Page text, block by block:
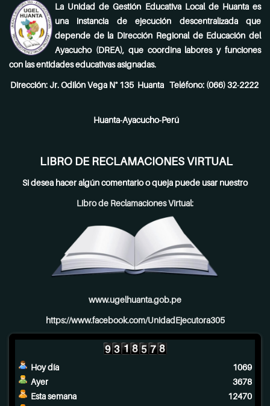
La Unidad de Gestión Educativa Local de Huanta es
una instancia de ejecución descentralizada que
depende de la Dirección Regional de Educación del
Ayacucho (DREA), que coordina labores y funciones
con las entidades educativas asignadas.
Dirección: Jr. Odilón Vega N° 135 Huanta Teléfono: (066) 32-2222
Huanta-Ayacucho-Perú
LIBRO DE RECLAMACIONES VIRTUAL
Si desea hacer algún comentario o queja puede usar nuestro
Libro de Reclamaciones Virtual:
www.ugelhuanta.gob.pe
https://www.facebook.com/UnidadEjecutora305
Hoy día
Ayer
Esta semana
1069
3678
12470